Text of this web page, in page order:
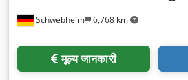
Schwebheim 6,768 km
मूल्य जानकारी